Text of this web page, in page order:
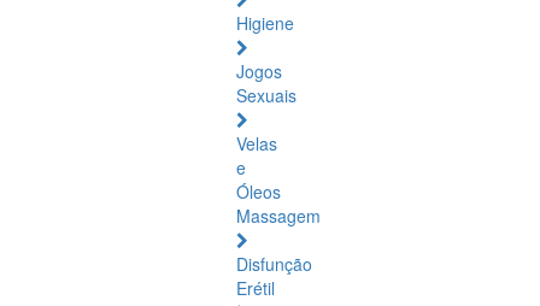
Higiene
Jogos
Sexuais
Velas
e
Óleos
Massagem
Disfunção
Erétil